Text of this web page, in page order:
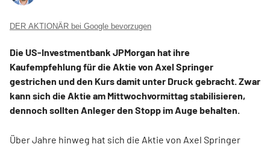
DER AKTIONÄR bei Google bevorzugen
Die US-Investmentbank JPMorgan hat ihre
Kaufempfehlung für die Aktie von Axel Springer
gestrichen und den Kurs damit unter Druck gebracht. Zwar
kann sich die Aktie am Mittwochvormittag stabilisieren,
dennoch sollten Anleger den Stopp im Auge behalten.
Über Jahre hinweg hat sich die Aktie von Axel Springer